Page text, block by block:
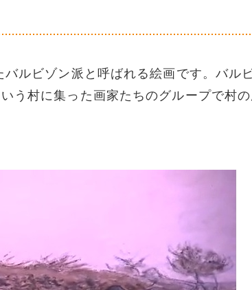
ルビゾン派と呼ばれる絵画です。バル
う村に集った画家たちのグループで村